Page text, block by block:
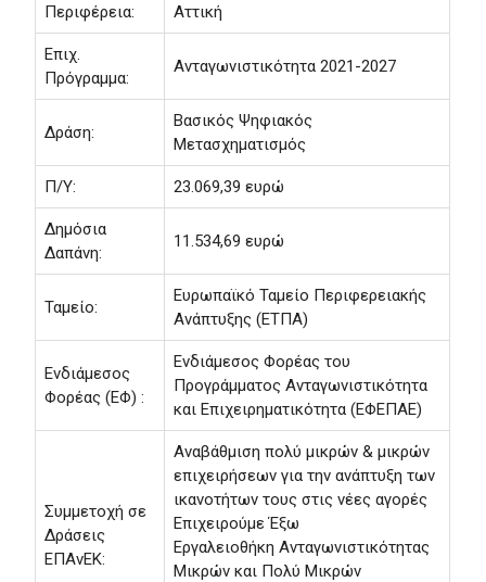
Περιφέρεια: Αττική
Επιχ.
Πρόγραμμα:
Ανταγωνιστικότητα 2021-2027
Δράση:
Βασικός Ψηφιακός
Μετασχηματισμός
Π/Υ: 23.069,39 ευρώ
Δημόσια
Δαπάνη:
11.534,69 ευρώ
Ταμείο:
Ευρωπαϊκό Ταμείο Περιφερειακής
Ανάπτυξης (ΕΤΠΑ)
Ενδιάμεσος
Φορέας (ΕΦ) :
Ενδιάμεσος Φορέας του
Προγράμματος Ανταγωνιστικότητα
και Επιχειρηματικότητα (ΕΦΕΠΑΕ)
Συμμετοχή σε
Δράσεις
ΕΠΑνΕΚ:
Αναβάθμιση πολύ μικρών & μικρών
επιχειρήσεων για την ανάπτυξη των
ικανοτήτων τους στις νέες αγορές
Επιχειρούμε Έξω
Εργαλειοθήκη Ανταγωνιστικότητας
Μικρών και Πολύ Μικρών